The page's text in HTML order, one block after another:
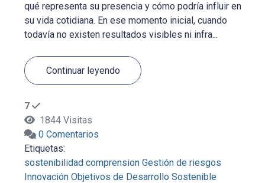
qué representa su presencia y cómo podría influir en
su vida cotidiana. En ese momento inicial, cuando
todavía no existen resultados visibles ni infra...
Continuar leyendo
7
1844 Visitas
0 Comentarios
Etiquetas:
sostenibilidad comprension Gestión de riesgos
Innovación Objetivos de Desarrollo Sostenible